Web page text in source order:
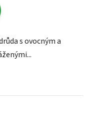
s ovocným a